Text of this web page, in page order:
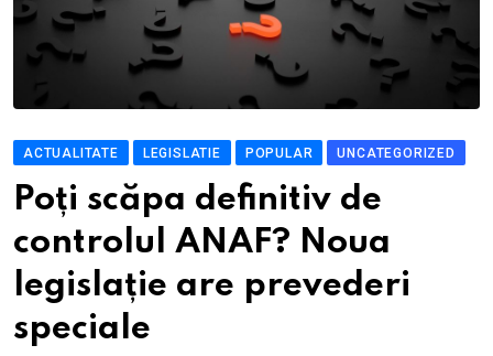
ACTUALITATE LEGISLATIE POPULAR UNCATEGORIZED
Poți scăpa definitiv de
controlul ANAF? Noua
legislație are prevederi
speciale